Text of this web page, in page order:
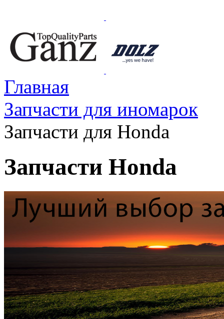
Главная
Запчасти для иномарок
Запчасти для Honda
Запчасти Honda